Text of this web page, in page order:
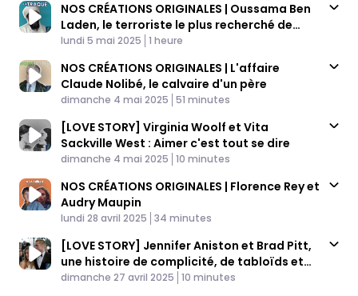
NOS CRÉATIONS ORIGINALES | Oussama Ben
Laden, le terroriste le plus recherché de
l’histoire
Published At
lundi 5 mai 2025 Time
1 heure
NOS CRÉATIONS ORIGINALES | L'affaire
Claude Nolibé, le calvaire d'un père
Published At
dimanche 4 mai 2025 Time
51 minutes
[LOVE STORY] Virginia Woolf et Vita
Sackville West : Aimer c'est tout se dire
Published At
dimanche 4 mai 2025 Time
10 minutes
NOS CRÉATIONS ORIGINALES | Florence Rey et
Audry Maupin
Published At
lundi 28 avril 2025 Time
34 minutes
[LOVE STORY] Jennifer Aniston et Brad Pitt,
une histoire de complicité, de tabloïds et
d'amitié
Published At
dimanche 27 avril 2025 Time
10 minutes